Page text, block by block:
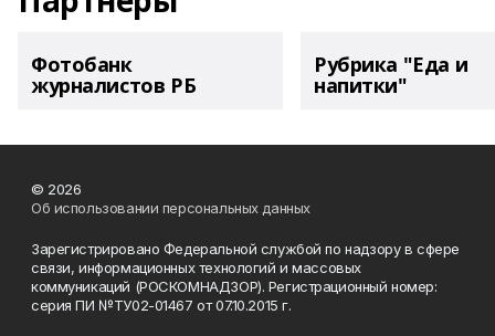
Фотобанк
журналистов РБ
Рубрика "Еда и
напитки"
© 2026
Об использовании персональных данных
Зарегистрировано Федеральной службой по надзору в сфере
связи, информационных технологий и массовых
коммуникаций (РОСКОМНАДЗОР). Регистрационный номер:
серия ПИ №ТУ02-01467 от 07.10.2015 г.